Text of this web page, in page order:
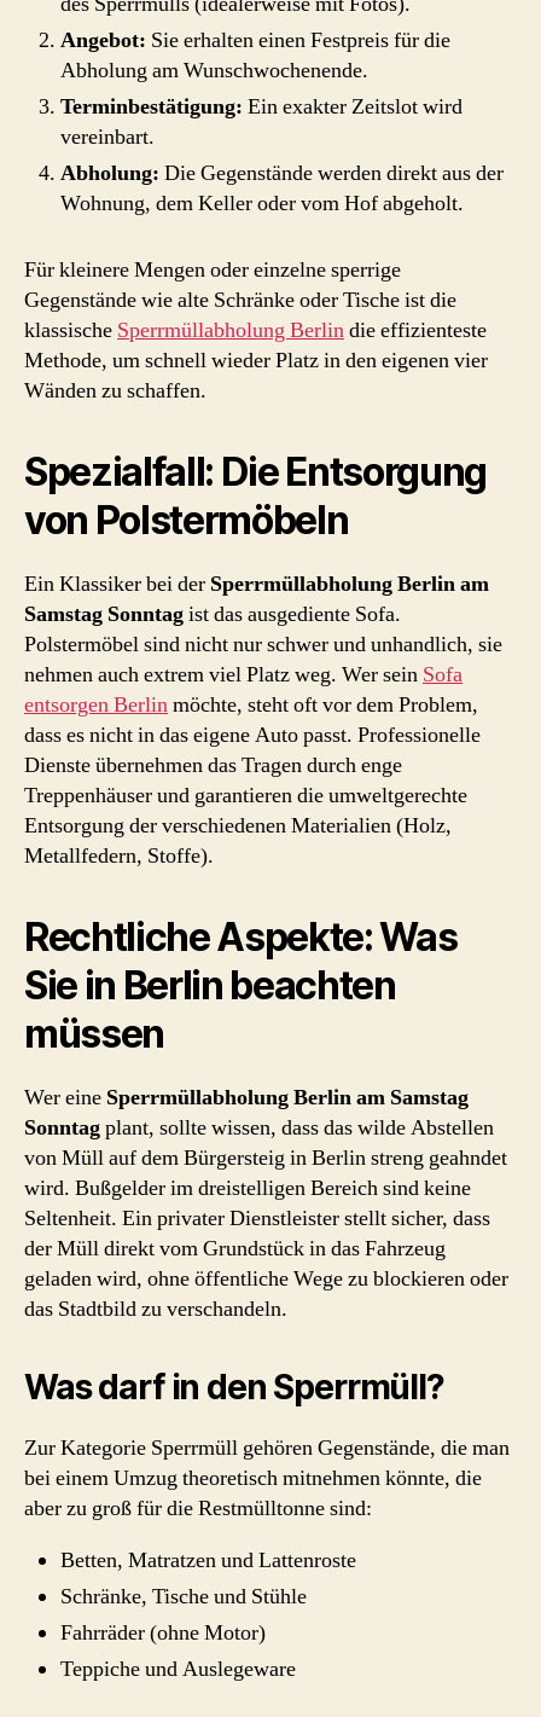
Angebot: Sie erhalten einen Festpreis für die
Abholung am Wunschwochenende.
Terminbestätigung: Ein exakter Zeitslot wird
vereinbart.
Abholung: Die Gegenstände werden direkt aus der
Wohnung, dem Keller oder vom Hof abgeholt.
Für kleinere Mengen oder einzelne sperrige
Gegenstände wie alte Schränke oder Tische ist die
klassische Sperrmüllabholung Berlindie effizienteste
Methode, um schnell wieder Platz in den eigenen vier
Wänden zu schaffen.
Spezialfall: Die Entsorgung
von Polstermöbeln
Ein Klassiker bei der Sperrmüllabholung Berlin am
Samstag Sonntagist das ausgediente Sofa.
Polstermöbel sind nicht nur schwer und unhandlich, sie
nehmen auch extrem viel Platz weg. Wer sein Sofa
entsorgen Berlinmöchte, steht oft vor dem Problem,
dass es nicht in das eigene Auto passt. Professionelle
Dienste übernehmen das Tragen durch enge
Treppenhäuser und garantieren die umweltgerechte
Entsorgung der verschiedenen Materialien (Holz,
Metallfedern, Stoffe).
Rechtliche Aspekte: Was
Sie in Berlin beachten
müssen
Wer eine Sperrmüllabholung Berlin am Samstag
Sonntagplant, sollte wissen, dass das wilde Abstellen
von Müll auf dem Bürgersteig in Berlin streng geahndet
wird. Bußgelder im dreistelligen Bereich sind keine
Seltenheit. Ein privater Dienstleister stellt sicher, dass
der Müll direkt vom Grundstück in das Fahrzeug
geladen wird, ohne öffentliche Wege zu blockieren oder
das Stadtbild zu verschandeln.
Was darf in den Sperrmüll?
Zur Kategorie Sperrmüll gehören Gegenstände, die man
bei einem Umzug theoretisch mitnehmen könnte, die
aber zu groß für die Restmülltonne sind:
Betten, Matratzen und Lattenroste
Schränke, Tische und Stühle
Fahrräder (ohne Motor)
Teppiche und Auslegeware